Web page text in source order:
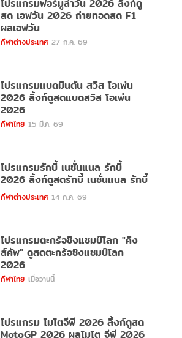
โปรแกรมฟอร์มูล่าวัน 2026 ลิ้งก์ดู
สด เอฟวัน 2026 ถ่ายทอดสด F1
ผลเอฟวัน
กีฬาต่างประเทศ 27 ก.ค. 69
โปรแกรมแบดมินตัน สวิส โอเพ่น
2026 ลิ้งก์ดูสดแบดสวิส โอเพ่น
2026
กีฬาไทย 15 มี.ค. 69
โปรแกรมรักบี้ เนชั่นแนล รักบี้
2026 ลิ้งก์ดูสดรักบี้ เนชั่นแนล รักบี้
กีฬาต่างประเทศ 14 ก.ค. 69
โปรแกรมตะกร้อชิงแชมป์โลก "คิง
ส์คัพ" ดูสดตะกร้อชิงแชมป์โลก
2026
กีฬาไทย เมื่อวานนี้
โปรแกรม โมโตจีพี 2026 ลิ้งก์ดูสด
MotoGP 2026 ผลโมโต จีพี 2026